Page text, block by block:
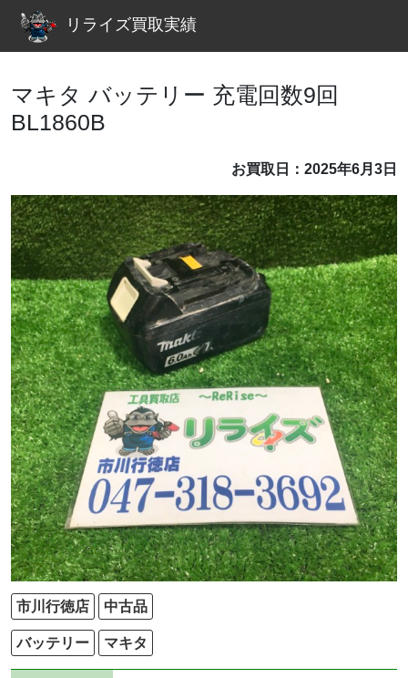
リライズ買取実績
マキタ バッテリー 充電回数9回
BL1860B
お買取日：2025年6月3日
市川行徳店 中古品
バッテリー マキタ